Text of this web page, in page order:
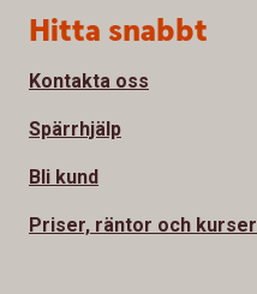
Sidfot
Hitta snabbt
Kontakta oss
Spärrhjälp
Bli kund
Priser, räntor och kurser